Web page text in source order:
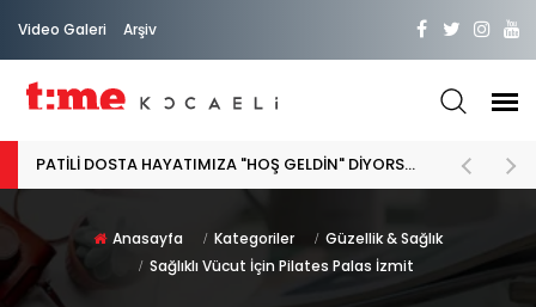
Video Galeri Arşiv
PATİLİ DOSTA HAYATIMIZA "HOŞ GELDİN" DİYORSAK
Anasayfa Kategoriler
Güzellik & Sağlık
Sağlıklı Vücut İçin Pilates Palas İzmit